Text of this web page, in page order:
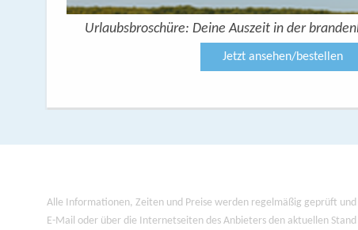
Urlaubsbroschüre: Deine Auszeit in der
Jetzt ansehen/bestellen
Alle Informationen, Zeiten und Preise werden regelmäßig geprüft
E-Mail oder über die Internetseiten des Anbieters den aktuellen